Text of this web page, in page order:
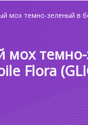
мох темно-зеленый в
мох
Flora